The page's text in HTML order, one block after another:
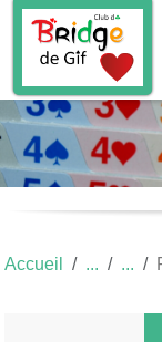
Accueil
Panneau de gestion